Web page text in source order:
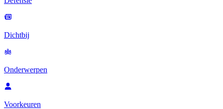
Dichtbij
Onderwerpen
Voorkeuren